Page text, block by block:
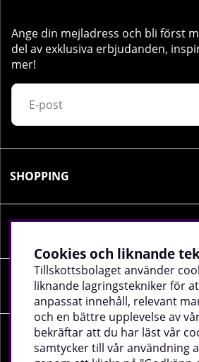
Ange din mejladress och bli först
del av exklusiva erbjudanden,
mer!
SHOPPING
SOCIALA MEDIER
FÖRETAGSUPPGIFTER
Cookies och liknande
Tillskottsbolaget använder
liknande lagringstekniker för
anpassat innehåll, relevant
och en bättre upplevelse av
bekräftar att du har läst vår
samtycker till vår användning